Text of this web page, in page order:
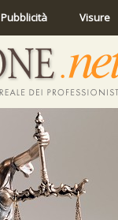
Pubblicità Visure